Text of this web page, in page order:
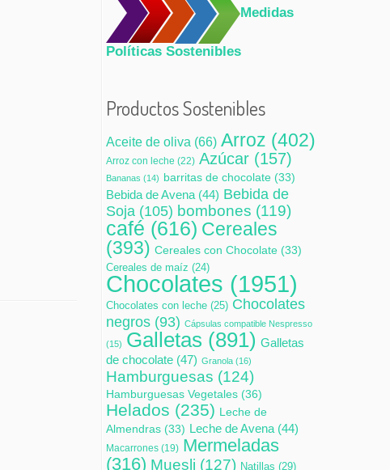
Medidas
Políticas Sostenibles
Productos Sostenibles
Aceite de oliva (66) Arroz (402)
Arroz con leche (22) Azúcar (157)
Bananas (14) barritas de chocolate (33)
Bebida de Avena(44) Bebida de
Soja (105) bombones (119)
café (616) Cereales
(393) Cereales con Chocolate (33)
Cereales de maíz (24)
Chocolates (1951)
Chocolates con leche (25) Chocolates
negros (93) Cápsulas compatible Nespresso
(15) Galletas (891) Galletas
de chocolate (47) Granola (16)
Hamburguesas (124)
Hamburguesas Vegetales (36)
Helados (235) Leche de
Almendras (33) Leche de Avena(44)
Macarrones (19) Mermeladas
(316) Muesli (127) Natillas (29)